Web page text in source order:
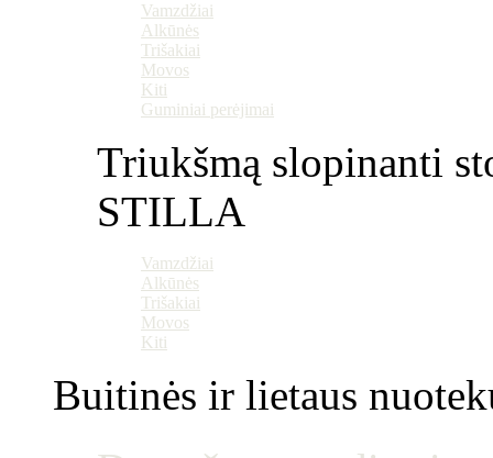
Vamzdžiai
Alkūnės
Trišakiai
Movos
Kiti
Guminiai perėjimai
Triukšmą slopinanti
STILLA
Vamzdžiai
Alkūnės
Trišakiai
Movos
Kiti
Buitinės ir lietaus